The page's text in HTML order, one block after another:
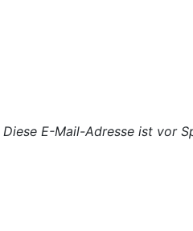
Diese E-Mail-Adresse ist vor